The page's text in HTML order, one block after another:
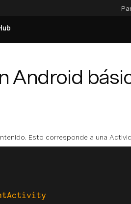
Android
Esto corresponde a una